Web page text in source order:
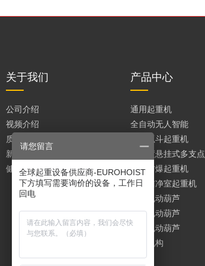
关于我们
公司介绍
视频介绍
质量保证
新闻媒体
健康安全和政策
产品中心
通用起重机
全自动无人智能
垃圾抓斗起重机
大跨度悬挂式多支点
进口防爆起重机
无尘洁净室起重机
双梁电动葫芦
单梁电动葫芦
环链电动葫芦
起重机构
请您留言
全球起重设备供应商-EUROHOIST
下方填写需要询价的设备，工作日
回电